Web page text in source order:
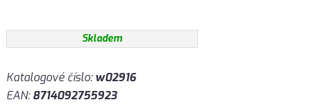
Skladem
Katalogové číslo:w02916
EAN:8714092755923